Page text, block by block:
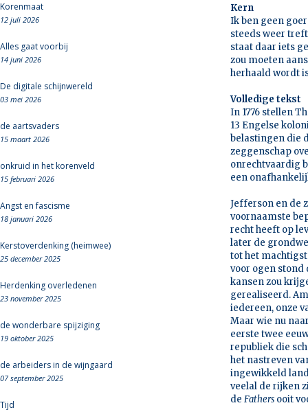
Korenmaat
12 juli 2026
Alles gaat voorbij
14 juni 2026
De digitale schijnwereld
03 mei 2026
de aartsvaders
15 maart 2026
onkruid in het korenveld
15 februari 2026
Angst en fascisme
18 januari 2026
Kerstoverdenking (heimwee)
25 december 2025
Herdenking overledenen
23 november 2025
de wonderbare spijziging
19 oktober 2025
de arbeiders in de wijngaard
07 september 2025
Tijd
Kern
Ik ben geen
steeds weer
staat daar iets
zou moeten
herhaald wordt
Volledige tekst
In 1776 stellen
13 Engelse
belastingen die
zeggenschap
onrechtvaardig
een
Jefferson en de
voornaamste
recht heeft op
later de
tot het
voor ogen stond
kansen zou
gerealiseerd.
iedereen, onze
Maar wie nu
eerste twee
republiek die
het nastreven
ingewikkeld
veelal de rijken
de Fathers ooit